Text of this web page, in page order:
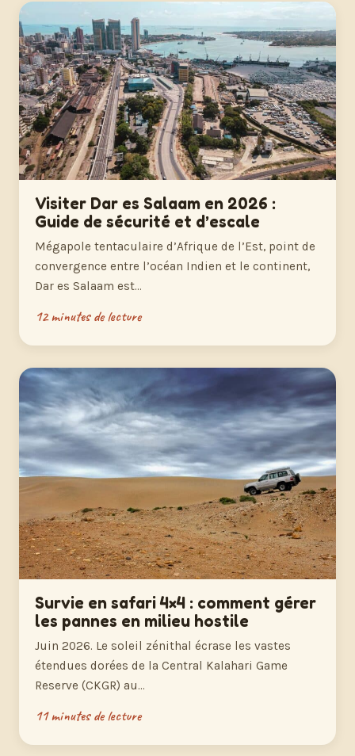
Visiter Dar es Salaam en 2026 :
Guide de sécurité et d’escale
Mégapole tentaculaire d’Afrique de l’Est, point de
convergence entre l’océan Indien et le continent,
Dar es Salaam est…
12 minutes de lecture
Survie en safari 4×4 : comment gérer
les pannes en milieu hostile
Juin 2026. Le soleil zénithal écrase les vastes
étendues dorées de la Central Kalahari Game
Reserve (CKGR) au…
11 minutes de lecture